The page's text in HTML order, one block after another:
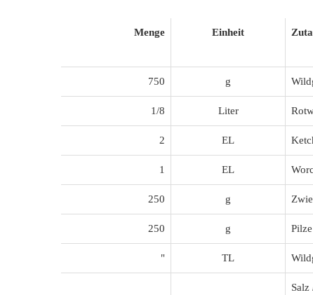
Menge Einheit
750 g
1/8 Liter
2 EL
1 EL
250 g
250 g
" TL
Salz